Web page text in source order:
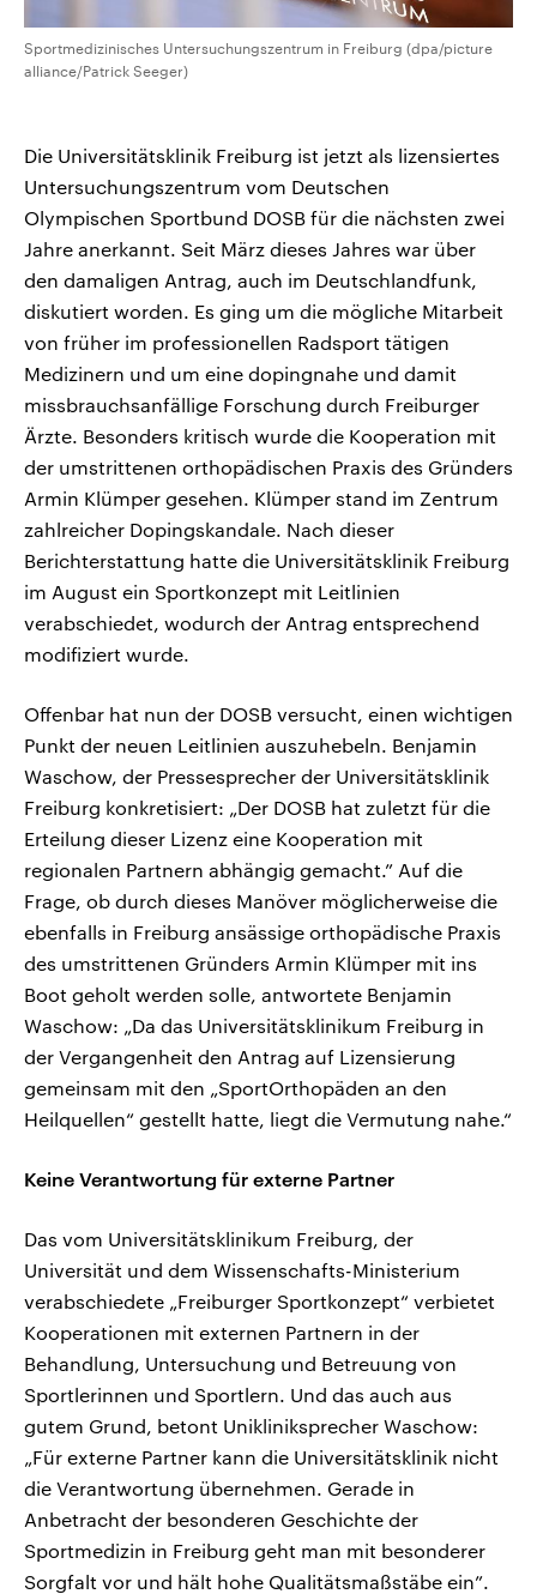
Sportmedizinisches Untersuchungszentrum in Freiburg (dpa/picture
alliance/Patrick Seeger)
Die Universitätsklinik Freiburg ist jetzt als lizensiertes
Untersuchungszentrum vom Deutschen
Olympischen Sportbund DOSB für die nächsten zwei
Jahre anerkannt. Seit März dieses Jahres war über
den damaligen Antrag, auch im Deutschlandfunk,
diskutiert worden. Es ging um die mögliche Mitarbeit
von früher im professionellen Radsport tätigen
Medizinern und um eine dopingnahe und damit
missbrauchsanfällige Forschung durch Freiburger
Ärzte. Besonders kritisch wurde die Kooperation mit
der umstrittenen orthopädischen Praxis des Gründers
Armin Klümper gesehen. Klümper stand im Zentrum
zahlreicher Dopingskandale. Nach dieser
Berichterstattung hatte die Universitätsklinik Freiburg
im August ein Sportkonzept mit Leitlinien
verabschiedet, wodurch der Antrag entsprechend
modifiziert wurde.
Offenbar hat nun der DOSB versucht, einen wichtigen
Punkt der neuen Leitlinien auszuhebeln. Benjamin
Waschow, der Pressesprecher der Universitätsklinik
Freiburg konkretisiert: „Der DOSB hat zuletzt für die
Erteilung dieser Lizenz eine Kooperation mit
regionalen Partnern abhängig gemacht.” Auf die
Frage, ob durch dieses Manöver möglicherweise die
ebenfalls in Freiburg ansässige orthopädische Praxis
des umstrittenen Gründers Armin Klümper mit ins
Boot geholt werden solle, antwortete Benjamin
Waschow: „Da das Universitätsklinikum Freiburg in
der Vergangenheit den Antrag auf Lizensierung
gemeinsam mit den „SportOrthopäden an den
Heilquellen“ gestellt hatte, liegt die Vermutung nahe.“
Keine Verantwortung für externe Partner
Das vom Universitätsklinikum Freiburg, der
Universität und dem Wissenschafts-Ministerium
verabschiedete „Freiburger Sportkonzept“ verbietet
Kooperationen mit externen Partnern in der
Behandlung, Untersuchung und Betreuung von
Sportlerinnen und Sportlern. Und das auch aus
gutem Grund, betont Unikliniksprecher Waschow:
„Für externe Partner kann die Universitätsklinik nicht
die Verantwortung übernehmen. Gerade in
Anbetracht der besonderen Geschichte der
Sportmedizin in Freiburg geht man mit besonderer
Sorgfalt vor und hält hohe Qualitätsmaßstäbe ein”.